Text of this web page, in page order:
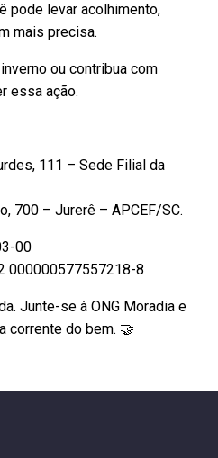
pode levar acolhimento,
mais precisa.
ou contribua com
essa ação.
111 – Sede Filial da
700 – Jurerê – APCEF/SC.
00
000000577557218-8
Junte-se à ONG Moradia e
corrente do bem. 🤝